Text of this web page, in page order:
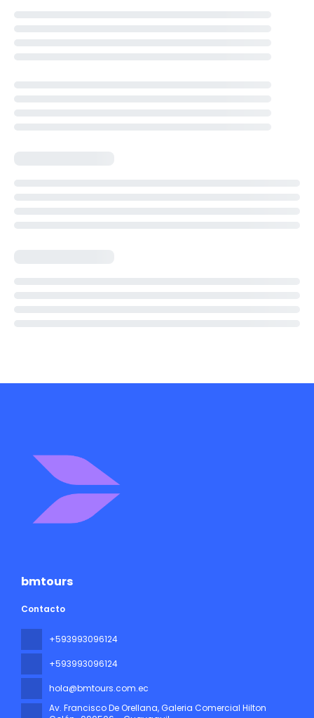
bmtours
Contacto
+593993096124
+593993096124
hola@bmtours.com.ec
Av. Francisco De Orellana, Galeria Comercial Hilton